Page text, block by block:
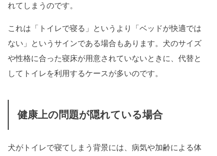
れてしまうのです。
これは「トイレで寝る」というより「ベッドが快適では
ない」というサインである場合もあります。犬のサイズ
や性格に合った寝床が用意されていないときに、代替と
してトイレを利用するケースが多いのです。
健康上の問題が隠れている場合
犬がトイレで寝てしまう背景には、病気や加齢による体